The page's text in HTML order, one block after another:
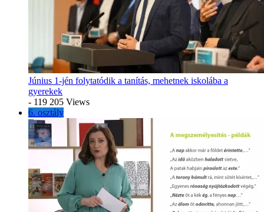
Június 1-jén folytatódik a tanítás, mehetnek iskolába a
gyerekek
- 119 205 Views
6. osztály